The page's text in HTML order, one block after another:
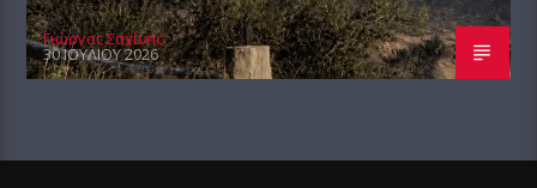
Γιώργος Σαχίνης
30 ΙΟΥΛΊΟΥ 2026